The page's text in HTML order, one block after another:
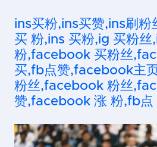
ins买粉,ins买赞,ins刷粉
买 粉,ins 买粉,ig 买粉丝
粉,facebook 买粉丝
买,fb点赞,facebook主
粉丝,facebook 粉丝
赞,facebook 涨 粉,fb点